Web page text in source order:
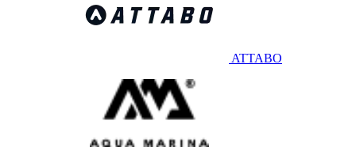
ATTABO